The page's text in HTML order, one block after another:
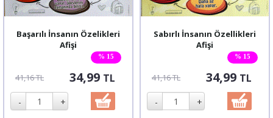
% 15
Başarılı İnsanın Özelikleri
Afişi
41,16 TL 34,99 TL
% 15
Sabırlı İnsanın Özellikleri
Afişi
41,16 TL 34,99 TL